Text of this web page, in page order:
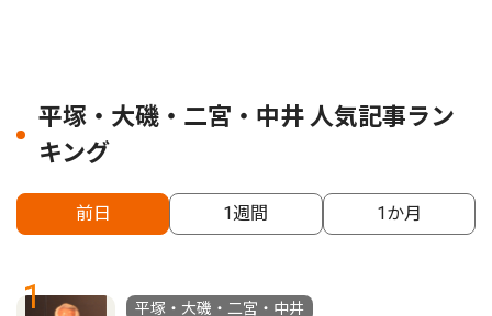
平塚・大磯・二宮・中井 人気記事ラン
キング
前日 1週間 1か月
1 平塚・大磯・二宮・中井